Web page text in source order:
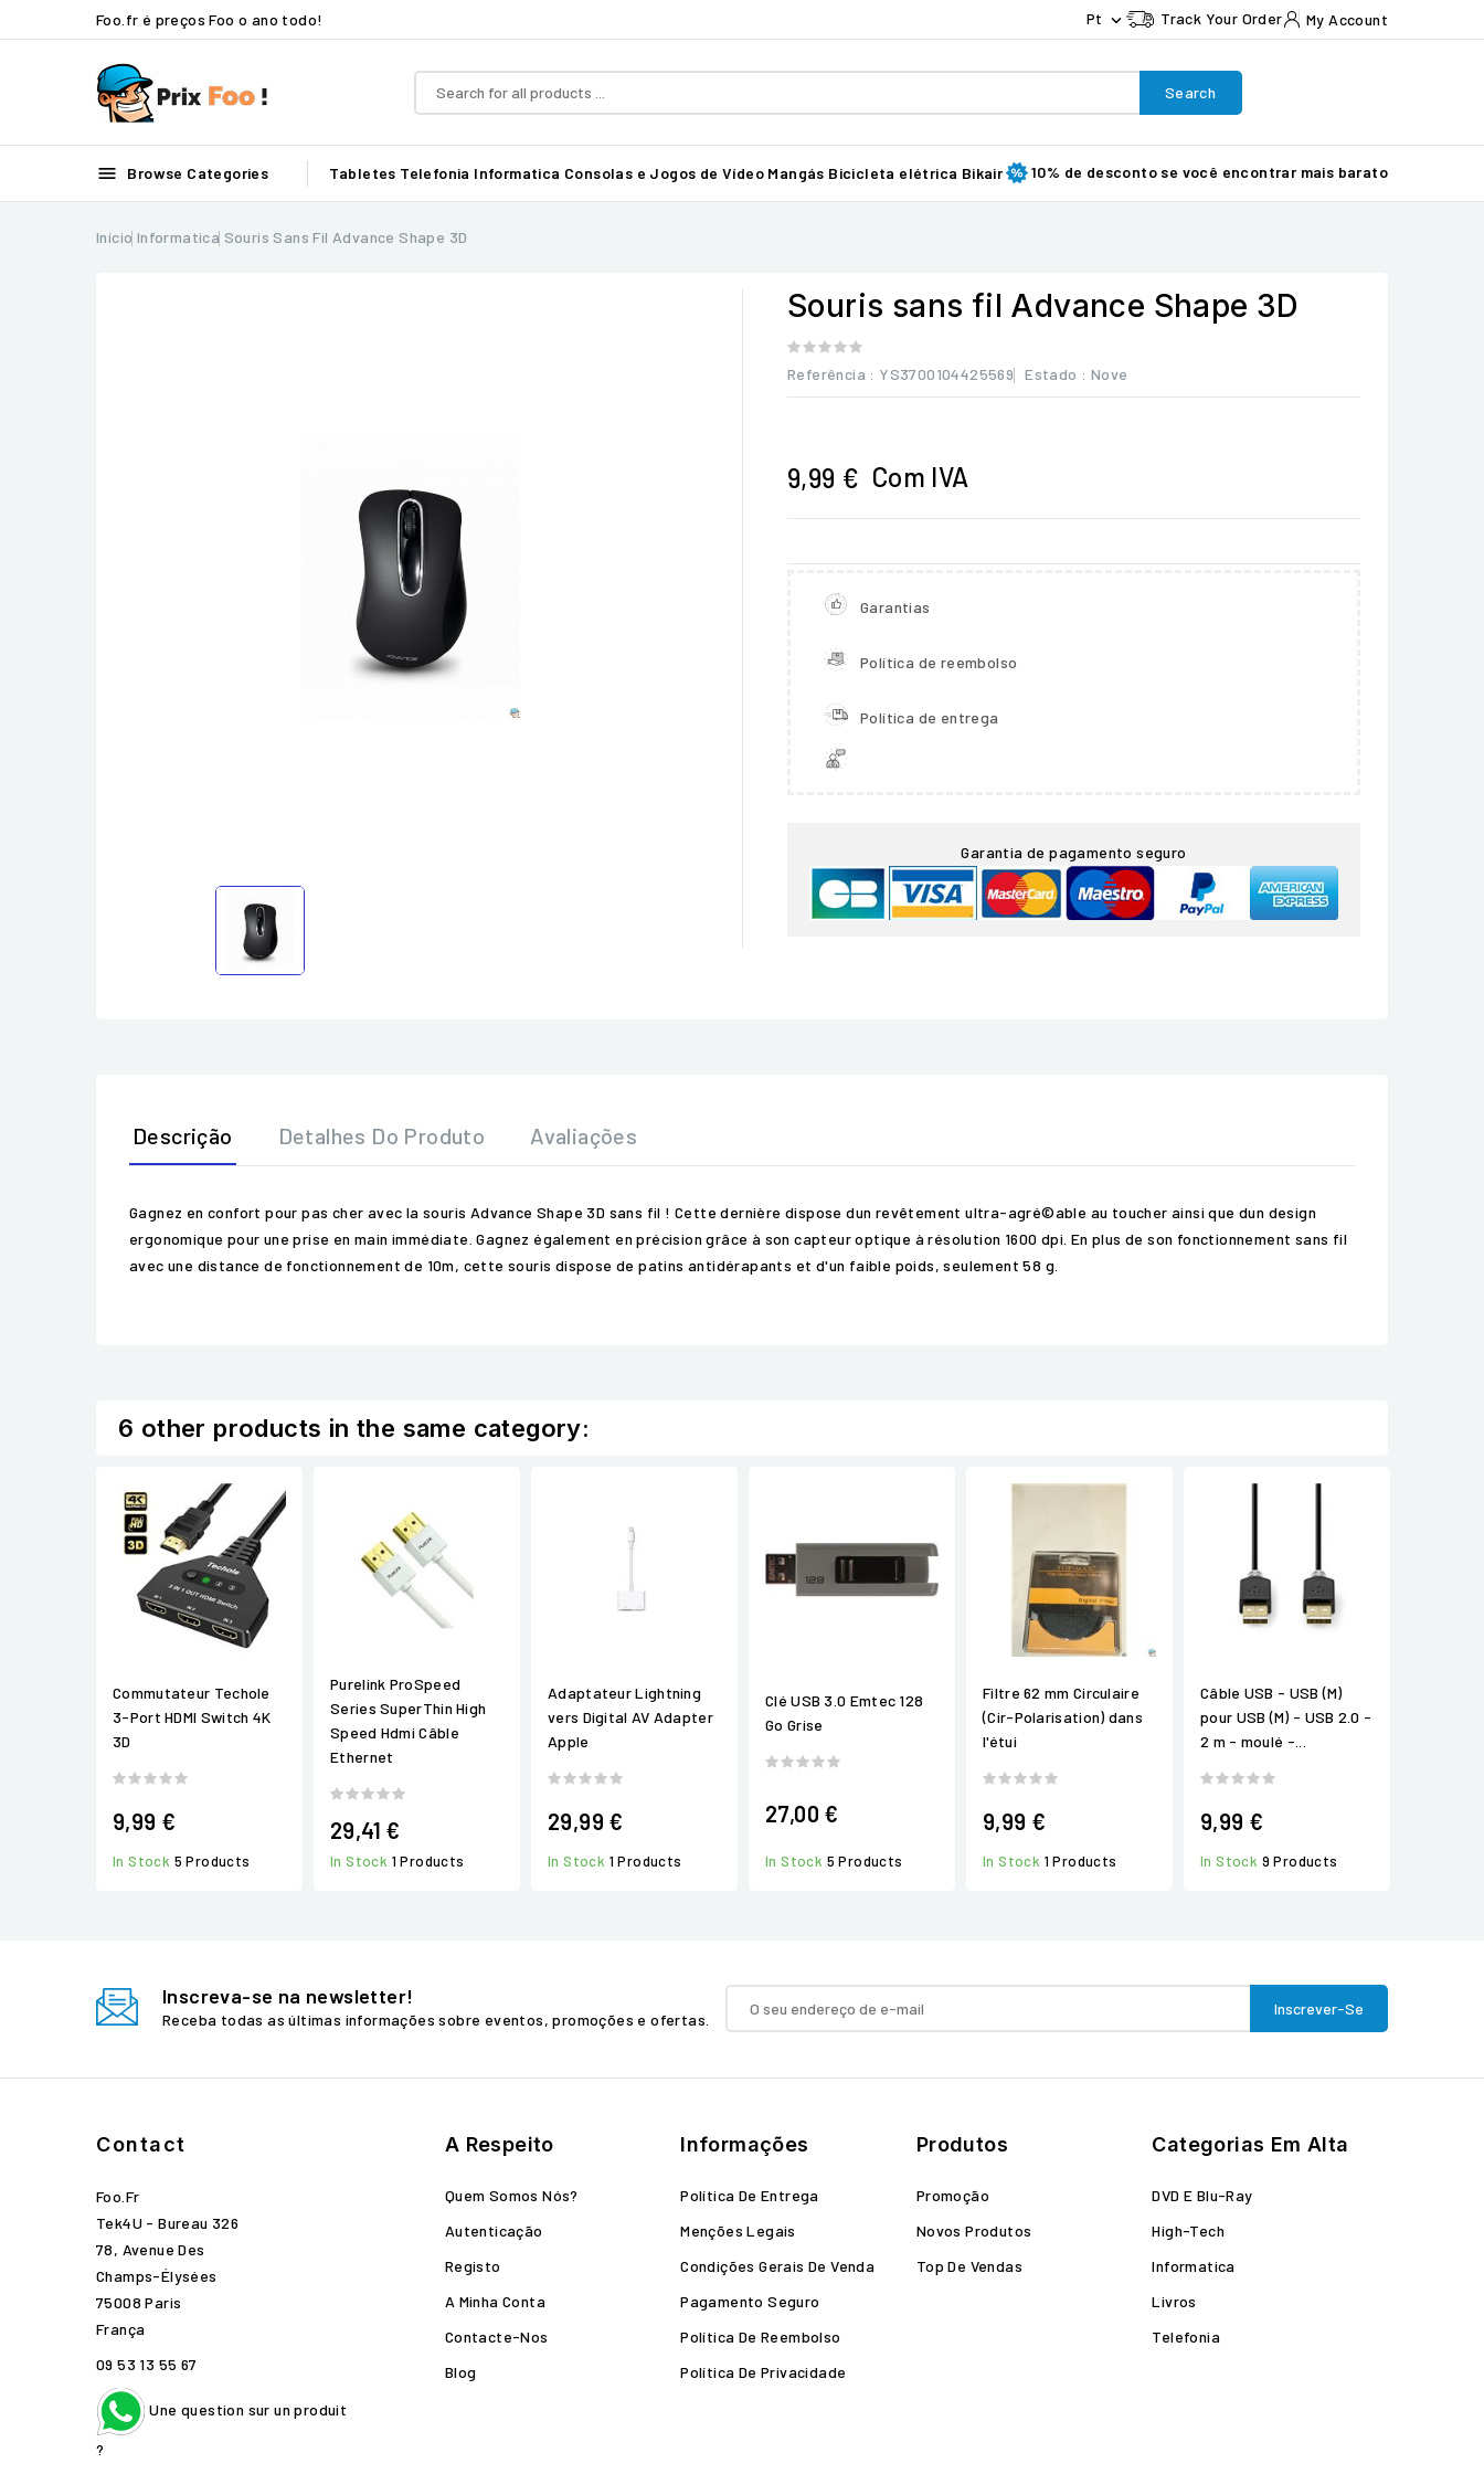
Foo.fr é preços Foo o ano todo! Pt  Track Your Order My Account
Search
 Browse Categories Tabletes Telefonia Informatica Consolas e Jogos de Vídeo Mangás Bicicleta elétrica Bikair 10% de desconto se você encontrar mais barato
Início Informatica Souris Sans Fil Advance Shape 3D
Souris sans fil Advance Shape 3D
Referência : YS3700104425569 Estado : Nove
9,99 € Com IVA
Garantias
Política de reembolso
Política de entrega
Garantia de pagamento seguro
Descrição Detalhes Do Produto Avaliações
Gagnez en confort pour pas cher avec la souris Advance Shape 3D sans fil ! Cette dernière dispose dun revêtement ultra-agré©able au toucher ainsi que dun design
ergonomique pour une prise en main immédiate. Gagnez également en précision grâce à son capteur optique à résolution 1600 dpi. En plus de son fonctionnement sans fil
avec une distance de fonctionnement de 10m, cette souris dispose de patins antidérapants et d'un faible poids, seulement 58 g.
6 other products in the same category:
Commutateur Techole
3-Port HDMI Switch 4K
3D
9,99 €
In Stock 5 Products
Purelink ProSpeed
Series SuperThin High
Speed Hdmi Câble
Ethernet
29,41 €
In Stock 1 Products
Adaptateur Lightning
vers Digital AV Adapter
Apple
29,99 €
In Stock 1 Products
Clé USB 3.0 Emtec 128
Go Grise
27,00 €
In Stock 5 Products
Filtre 62 mm Circulaire
(Cir-Polarisation) dans
l'étui
9,99 €
In Stock 1 Products
Câble USB - USB (M)
pour USB (M) - USB 2.0 -
2 m - moulé -...
9,99 €
In Stock 9 Products
Inscreva-se na newsletter!
Receba todas as últimas informações sobre eventos, promoções e ofertas.
Contact
Foo.fr
Tek4U - Bureau 326
78, Avenue Des
Champs-Élysées
75008 Paris
França
09 53 13 55 67
Une question sur un produit
?
A Respeito
Quem Somos Nós?
Autenticação
Registo
A Minha Conta
Contacte-Nos
Blog
Informações
Política De Entrega
Menções Legais
Condições Gerais De Venda
Pagamento Seguro
Política De Reembolso
Política De Privacidade
Produtos
Promoção
Novos Produtos
Top De Vendas
Categorias Em Alta
DVD E Blu-Ray
High-Tech
Informatica
Livros
Telefonia